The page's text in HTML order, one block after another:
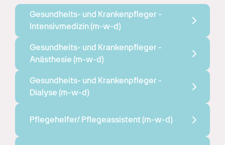
Gesundheits- und Krankenpfleger -
Intensivmedizin (m-w-d)
Gesundheits- und Krankenpfleger -
Anästhesie (m-w-d)
Gesundheits- und Krankenpfleger -
Dialyse (m-w-d)
Pflegehelfer/ Pflegeassistent (m-w-d)